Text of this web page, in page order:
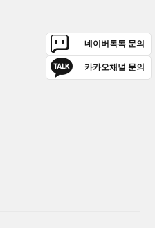
네이버톡톡 문의
카카오채널 문의